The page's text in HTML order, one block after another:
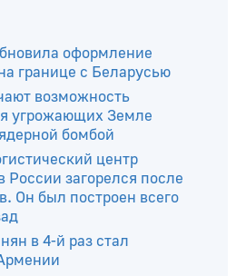
оформление
границе с Беларусью
возможность
угрожающих Земле
бомбой
центр
загорелся после
Он был построен всего
в 4-й раз стал